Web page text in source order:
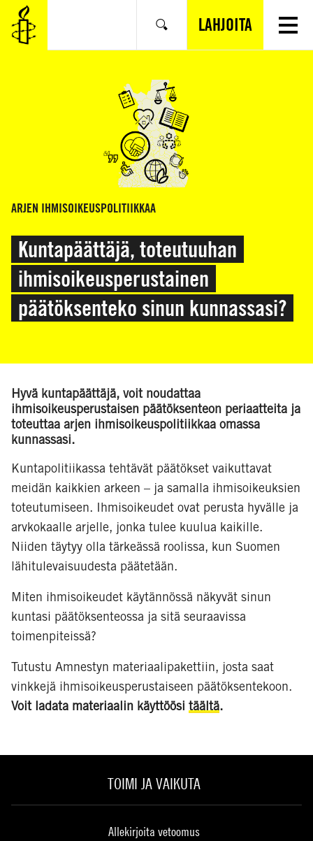
SIIRRY
VARSINAISEEN
SISÄLTÖÖN
Hae LAHJOITA
ARJEN IHMISOIKEUSPOLITIIKKAA
Kuntapäättäjä, toteutuuhan
ihmisoikeusperustainen
päätöksenteko sinun kunnassasi?
Hyvä kuntapäättäjä, voit noudattaa
ihmisoikeusperustaisen päätöksenteon periaatteita ja
toteuttaa arjen ihmisoikeuspolitiikkaa omassa
kunnassasi.
Kuntapolitiikassa tehtävät päätökset vaikuttavat
meidän kaikkien arkeen – ja samalla ihmisoikeuksien
toteutumiseen. Ihmisoikeudet ovat perusta hyvälle ja
arvkokaalle arjelle, jonka tulee kuulua kaikille.
Niiden täytyy olla tärkeässä roolissa, kun Suomen
lähitulevaisuudesta päätetään.
Miten ihmisoikeudet käytännössä näkyvät sinun
kuntasi päätöksenteossa ja sitä seuraavissa
toimenpiteissä?
Tutustu Amnestyn materiaalipakettiin, josta saat
vinkkejä ihmisoikeusperustaiseen päätöksentekoon.
Voit ladata materiaalin käyttöösi täältä.
TOIMI JA VAIKUTA
Allekirjoita vetoomus